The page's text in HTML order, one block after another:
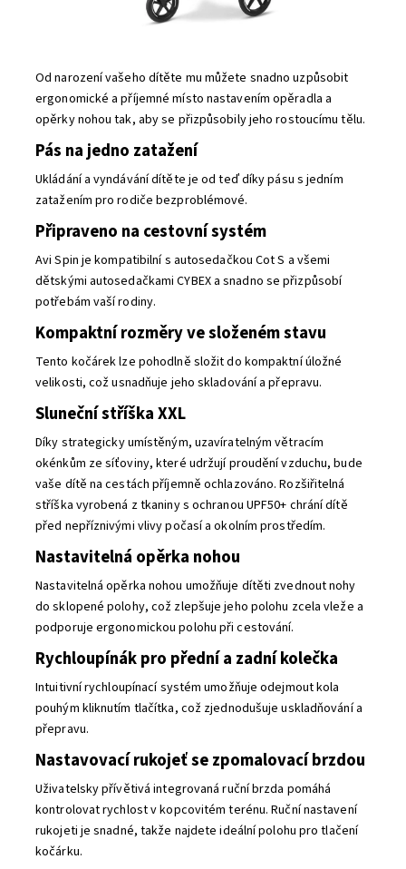
Od narození vašeho dítěte mu můžete snadno uzpůsobit
ergonomické a příjemné místo nastavením opěradla a
opěrky nohou tak, aby se přizpůsobily jeho rostoucímu tělu.
Pás na jedno zatažení
Ukládání a vyndávání dítěte je od teď díky pásu s jedním
zatažením pro rodiče bezproblémové.
Připraveno na cestovní systém
Avi Spin je kompatibilní s autosedačkou Cot S a všemi
dětskými autosedačkami CYBEX a snadno se přizpůsobí
potřebám vaší rodiny.
Kompaktní rozměry ve složeném stavu
Tento kočárek lze pohodlně složit do kompaktní úložné
velikosti, což usnadňuje jeho skladování a přepravu.
Sluneční stříška XXL
Díky strategicky umístěným, uzavíratelným větracím
okénkům ze síťoviny, které udržují proudění vzduchu, bude
vaše dítě na cestách příjemně ochlazováno. Rozšiřitelná
stříška vyrobená z tkaniny s ochranou UPF50+ chrání dítě
před nepříznivými vlivy počasí a okolním prostředím.
Nastavitelná opěrka nohou
Nastavitelná opěrka nohou umožňuje dítěti zvednout nohy
do sklopené polohy, což zlepšuje jeho polohu zcela vleže a
podporuje ergonomickou polohu při cestování.
Rychloupínák pro přední a zadní kolečka
Intuitivní rychloupínací systém umožňuje odejmout kola
pouhým kliknutím tlačítka, což zjednodušuje uskladňování a
přepravu.
Nastavovací rukojeť se zpomalovací brzdou
Uživatelsky přívětivá integrovaná ruční brzda pomáhá
kontrolovat rychlost v kopcovitém terénu. Ruční nastavení
rukojeti je snadné, takže najdete ideální polohu pro tlačení
kočárku.